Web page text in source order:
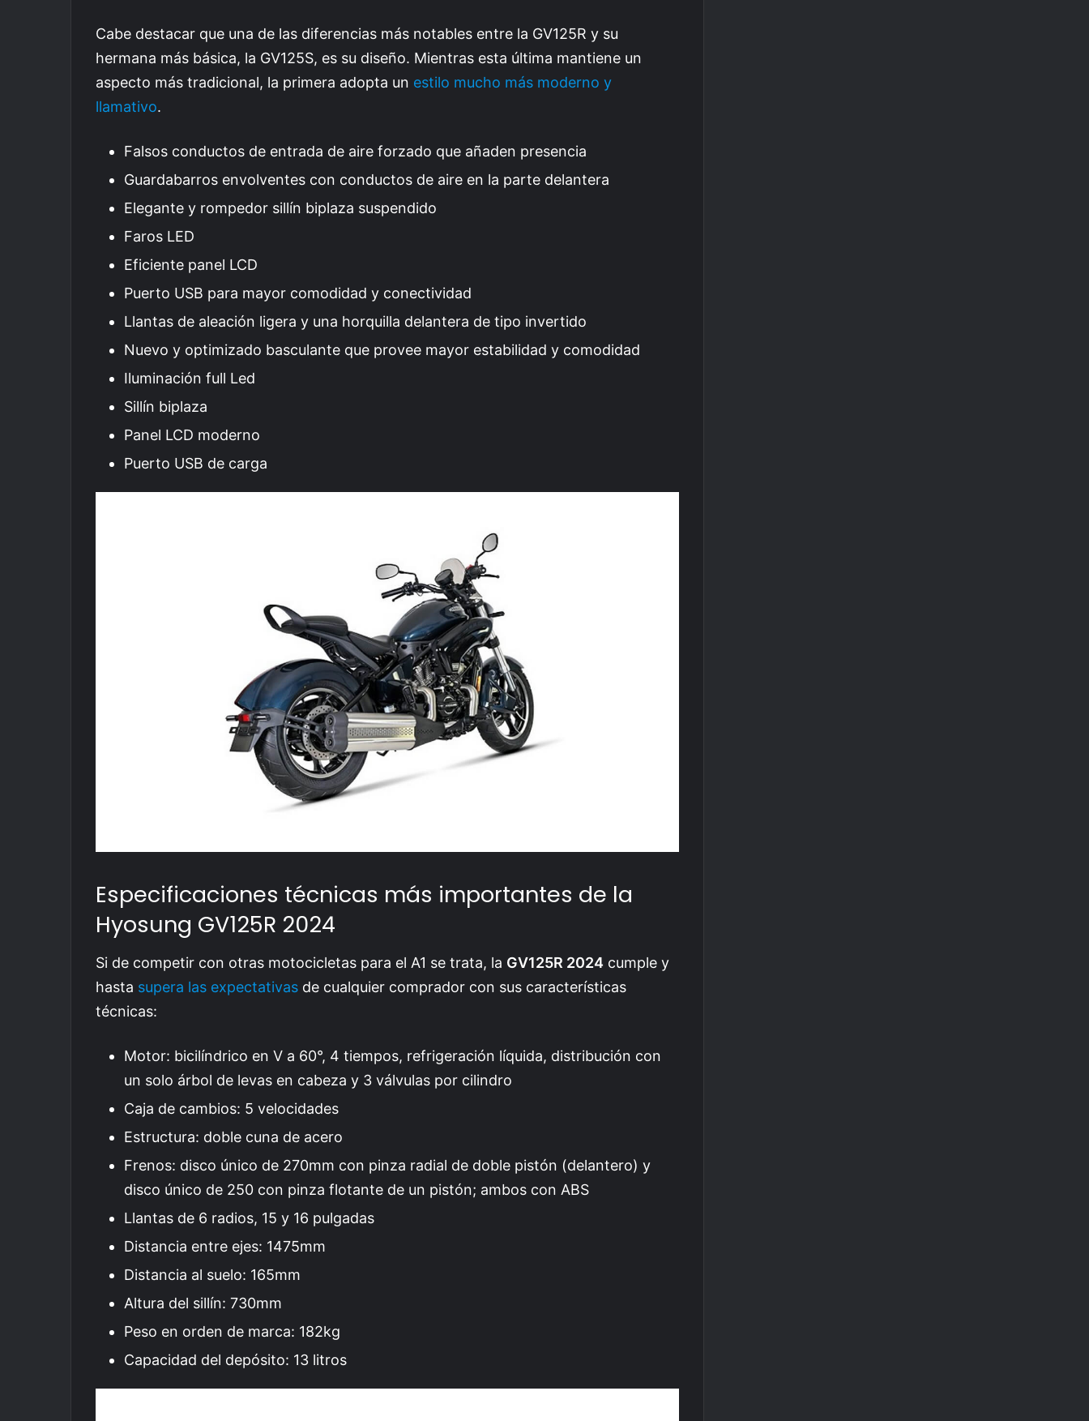
Cabe destacar que una de las diferencias más notables entre la GV125R y su
hermana más básica, la GV125S, es su diseño. Mientras esta última mantiene un
aspecto más tradicional, la primera adopta un estilo mucho más moderno y
llamativo.
Falsos conductos de entrada de aire forzado que añaden presencia
Guardabarros envolventes con conductos de aire en la parte delantera
Elegante y rompedor sillín biplaza suspendido
Faros LED
Eficiente panel LCD
Puerto USB para mayor comodidad y conectividad
Llantas de aleación ligera y una horquilla delantera de tipo invertido
Nuevo y optimizado basculante que provee mayor estabilidad y comodidad
Iluminación full Led
Sillín biplaza
Panel LCD moderno
Puerto USB de carga
Especificaciones técnicas más importantes de la
Hyosung GV125R 2024
Si de competir con otras motocicletas para el A1 se trata, la GV125R 2024 cumple y
hasta supera las expectativas de cualquier comprador con sus características
técnicas:
Motor: bicilíndrico en V a 60°, 4 tiempos, refrigeración líquida, distribución con
un solo árbol de levas en cabeza y 3 válvulas por cilindro
Caja de cambios: 5 velocidades
Estructura: doble cuna de acero
Frenos: disco único de 270mm con pinza radial de doble pistón (delantero) y
disco único de 250 con pinza flotante de un pistón; ambos con ABS
Llantas de 6 radios, 15 y 16 pulgadas
Distancia entre ejes: 1475mm
Distancia al suelo: 165mm
Altura del sillín: 730mm
Peso en orden de marca: 182kg
Capacidad del depósito: 13 litros